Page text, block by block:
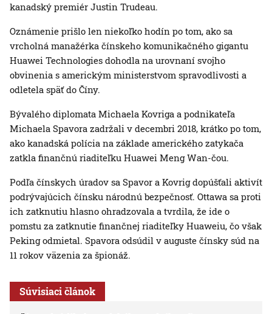
kanadský premiér Justin Trudeau.
Oznámenie prišlo len niekoľko hodín po tom, ako sa
vrcholná manažérka čínskeho komunikačného gigantu
Huawei Technologies dohodla na urovnaní svojho
obvinenia s americkým ministerstvom spravodlivosti a
odletela späť do Číny.
Bývalého diplomata Michaela Kovriga a podnikateľa
Michaela Spavora zadržali v decembri 2018, krátko po tom,
ako kanadská polícia na základe amerického zatykača
zatkla finančnú riaditeľku Huawei Meng Wan-čou.
Podľa čínskych úradov sa Spavor a Kovrig dopúšťali aktivít
podrývajúcich čínsku národnú bezpečnosť. Ottawa sa proti
ich zatknutiu hlasno ohradzovala a tvrdila, že ide o
pomstu za zatknutie finančnej riaditeľky Huaweiu, čo však
Peking odmietal. Spavora odsúdil v auguste čínsky súd na
11 rokov väzenia za špionáž.
Súvisiaci článok